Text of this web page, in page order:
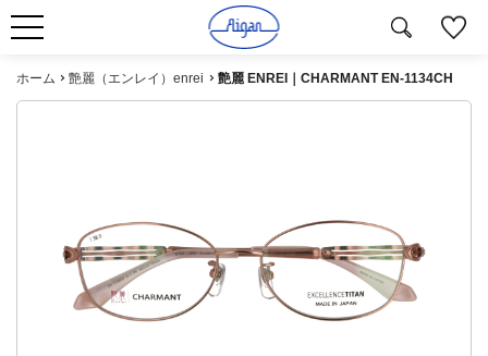
ホーム 艶麗（エンレイ）enrei 艶麗 ENREI｜CHARMANT EN-1134CH